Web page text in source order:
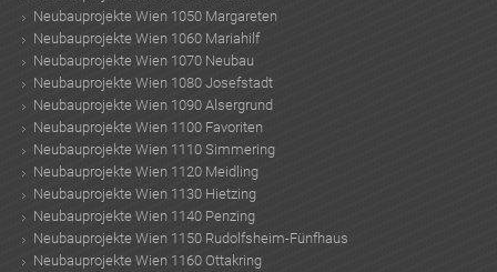
Neubauprojekte Wien 1050 Margareten
Neubauprojekte Wien 1060 Mariahilf
Neubauprojekte Wien 1070 Neubau
Neubauprojekte Wien 1080 Josefstadt
Neubauprojekte Wien 1090 Alsergrund
Neubauprojekte Wien 1100 Favoriten
Neubauprojekte Wien 1110 Simmering
Neubauprojekte Wien 1120 Meidling
Neubauprojekte Wien 1130 Hietzing
Neubauprojekte Wien 1140 Penzing
Neubauprojekte Wien 1150 Rudolfsheim-Fünfhaus
Neubauprojekte Wien 1160 Ottakring